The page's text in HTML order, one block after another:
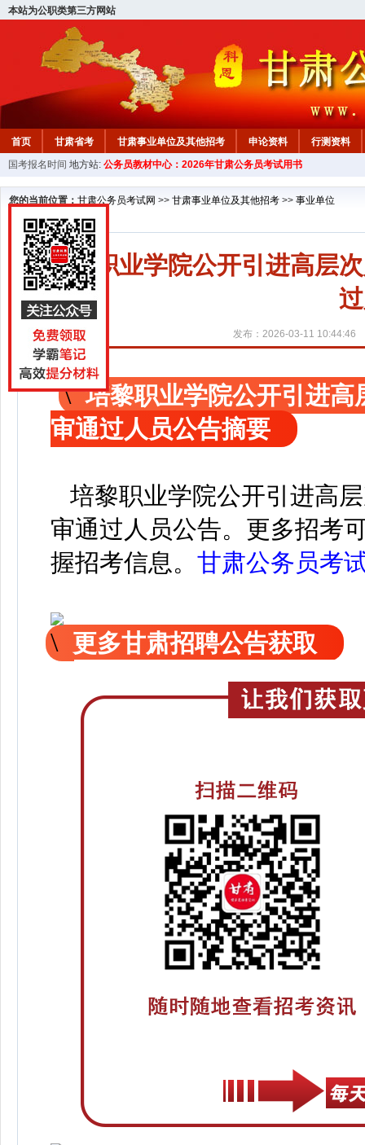
本站为公职类第三方网站
首页 甘肃省考 甘肃事业单位及其他招考 申论资料
行测资料
国考报名时间 地方站: 公务员教材中心：2026年甘肃公务员考试用书
您的当前位置： 甘肃公务员考试网 >> 甘肃事业单位及其他招考 >> 事业单位
培黎职业学院公开引进高层
发布：2026-03-11 10:44:46
培黎职业学院公开引进
审通过人员公告摘要
培黎职业学院公开引进高
审通过人员公告。 更多招考
握招考信息。 甘肃公务员考
更多甘肃招聘公告获取